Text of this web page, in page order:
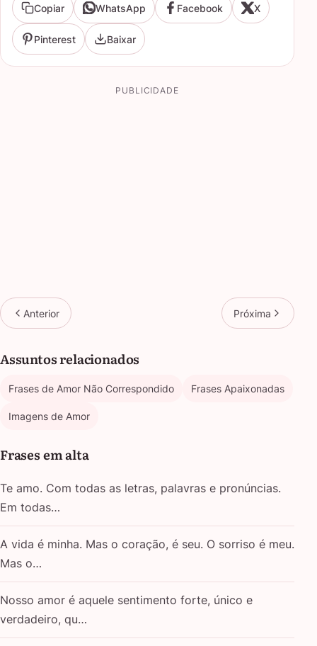
Copiar WhatsApp Facebook X
Pinterest Baixar
PUBLICIDADE
Anterior Próxima
Assuntos relacionados
Frases de Amor Não Correspondido Frases Apaixonadas
Imagens de Amor
Frases em alta
Te amo. Com todas as letras, palavras e pronúncias.
Em todas…
A vida é minha. Mas o coração, é seu. O sorriso é meu.
Mas o…
Nosso amor é aquele sentimento forte, único e
verdadeiro, qu…